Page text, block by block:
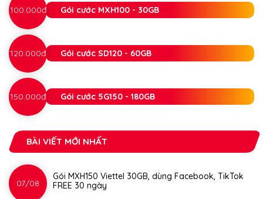
100.000đ Gói cước MXH100 - 30GB
120.000đ Gói cước SD120 - 60GB
150.000đ Gói cước 5G150 - 180GB
BÀI VIẾT MỚI NHẤT
07/08
Gói MXH150 Viettel 30GB, dùng Facebook, TikTok
FREE 30 ngày